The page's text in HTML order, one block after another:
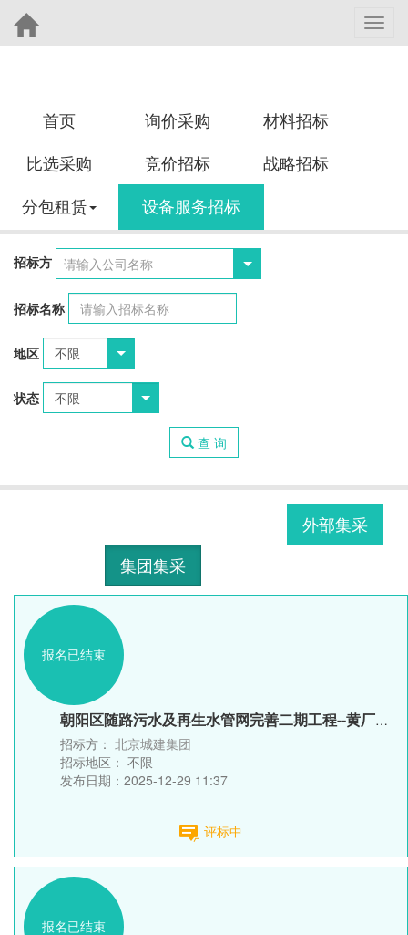
首页 询价采购
材料招标
比选采购
竞价招标
战略招标
分包租赁
设备服务招标
招标方 请输入公司名称
招标名称
地区
状态
查 询
外部集采
集团集采
报名已结束
朝阳区随路污水及再生水管网完善二期工程--黄厂西路及焦化厂西...
招标方： 北京城建集团
招标地区： 不限
发布日期：2025-12-29 11:37
评标中
报名已结束